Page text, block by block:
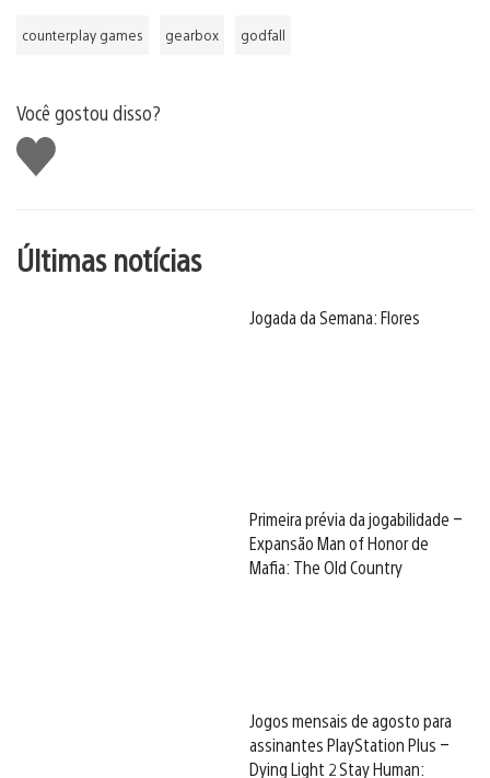
counterplay games gearbox godfall
Você gostou disso?
Curtir
Últimas notícias
Jogada da Semana: Flores
Primeira prévia da jogabilidade –
Expansão Man of Honor de
Mafia: The Old Country
Jogos mensais de agosto para
assinantes PlayStation Plus –
Dying Light 2 Stay Human: